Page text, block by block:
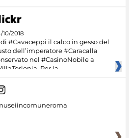
10/2018
di #Cavaceppi il calco in gesso del
dell’imperatore #Caracalla
nel #CasinoNobile a
Per la